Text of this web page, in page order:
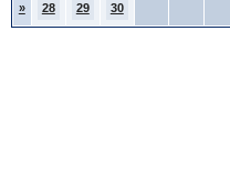
» 28 29 30